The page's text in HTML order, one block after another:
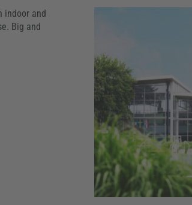
indoor and
Big and